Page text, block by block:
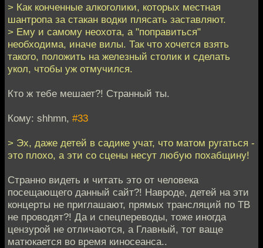
> Как конченные алкоголики, которых местная
шантропа за стакан водки плясать заставляют.
> Ему и самому неохота, а "поправиться"
необходима, иначе вилы. Так что хочется взять
такого, положить на железный столик и сделать
укол, чтобы уж отмучился.
Кто ж тебе мешает?! Странный ты.
Кому: shhmn, #33
> Эх, даже детей в садике учат, что матом ругаться -
это плохо, а эти со сцены несут любую похабщину!
Странно видеть и читать это от человека
посещающего данный сайт?! Навроде, детей на эти
концерты не приглашают, прямых трансляций по ТВ
не проводят?! Да и спецпереводы, тоже иногда
цензурой не отличаются, а Главный, тот ваще
матюкается во время киносеанса..